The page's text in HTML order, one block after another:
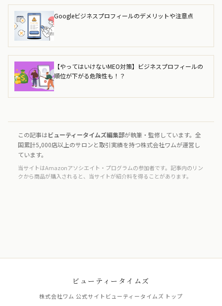
Googleビジネスプロフィールのデメリットや注意点
【やってはいけないMEO対策】ビジネスプロフィールの
順位が下がる危険性も！？
この記事はビューティータイムズ編集部が執筆・監修しています。全
国累計5,000店以上のサロンと取引実績を持つ株式会社ワムが運営し
ています。
当サイトはAmazonアソシエイト・プログラムの参加者です。記事内のリン
クから商品が購入されると、当サイトが紹介料を得ることがあります。
ビューティータイムズ
株式会社ワム 公式サイト ビューティータイムズ トップ